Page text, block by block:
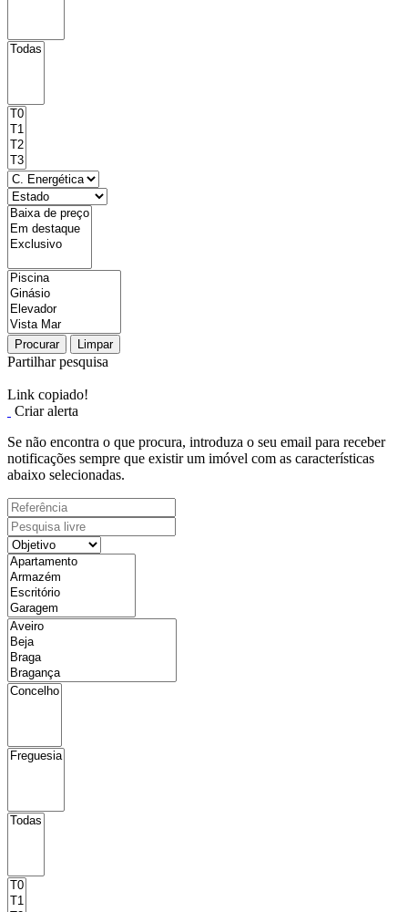
Procurar Limpar
Partilhar pesquisa
Link copiado!
Criar alerta
Se não encontra o que procura, introduza o seu email para receber
notificações sempre que existir um imóvel com as características
abaixo selecionadas.